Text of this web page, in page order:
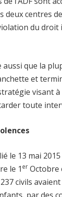
deux centres
du droit
aussi que la
et
visant
toute
le 13 mai
le 1 erOctobre
civils